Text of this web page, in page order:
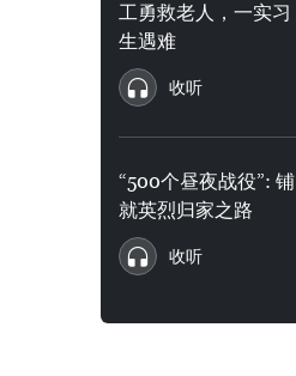
工勇救老人，一实习
生遇难
收听
“500个昼夜战役”: 铺
就英烈归家之路
收听